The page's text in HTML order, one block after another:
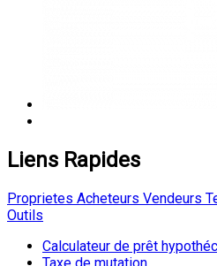
Liens Rapides
Proprietes Acheteurs Vendeurs
Outils
Calculateur de prêt